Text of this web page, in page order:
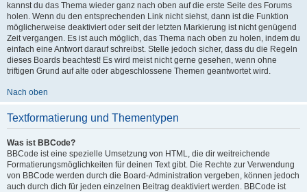
kannst du das Thema wieder ganz nach oben auf die erste Seite des Forums
holen. Wenn du den entsprechenden Link nicht siehst, dann ist die Funktion
möglicherweise deaktiviert oder seit der letzten Markierung ist nicht genügend
Zeit vergangen. Es ist auch möglich, das Thema nach oben zu holen, indem du
einfach eine Antwort darauf schreibst. Stelle jedoch sicher, dass du die Regeln
dieses Boards beachtest! Es wird meist nicht gerne gesehen, wenn ohne
triftigen Grund auf alte oder abgeschlossene Themen geantwortet wird.
Nach oben
Textformatierung und Thementypen
Was ist BBCode?
BBCode ist eine spezielle Umsetzung von HTML, die dir weitreichende
Formatierungsmöglichkeiten für deinen Text gibt. Die Rechte zur Verwendung
von BBCode werden durch die Board-Administration vergeben, können jedoch
auch durch dich für jeden einzelnen Beitrag deaktiviert werden. BBCode ist